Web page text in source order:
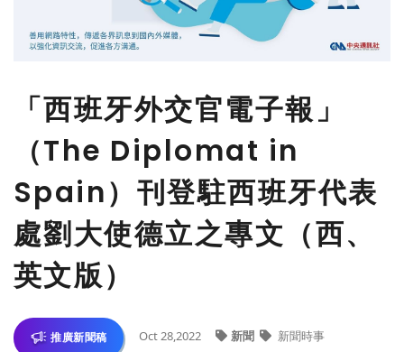
「西班牙外交官電子報」
（The Diplomat in
Spain）刊登駐西班牙代表
處劉大使德立之專文（西、
英文版）
推廣新聞稿 Oct 28,2022 新聞 新聞時事